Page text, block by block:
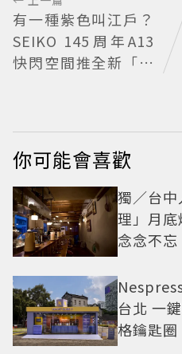
有一種紫色叫江戶？
SEIKO 145周年A13
快閃空間推全新「江
你可能會喜歡
獨／台
理」月
念念不忘
台北 一
格鑰匙圈